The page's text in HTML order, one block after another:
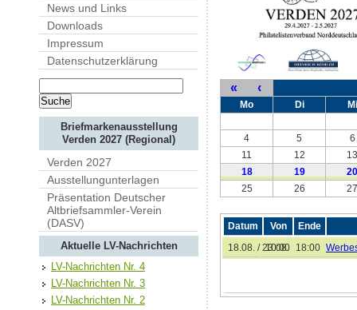
News und Links
Downloads
Impressum
Datenschutzerklärung
Briefmarkenausstellung
Verden 2027 (Regional)
Verden 2027
Ausstellungunterlagen
Präsentation Deutscher
Altbriefsammler-Verein
(DASV)
Aktuelle LV-Nachrichten
LV-Nachrichten Nr. 4
LV-Nachrichten Nr. 3
LV-Nachrichten Nr. 2
« ‹
Mo Di Mi
4 5
6
11
12
13
18
19
20
25
26 27
Datum Von
Ende
18.08. / 23.08.
10:00 18:00